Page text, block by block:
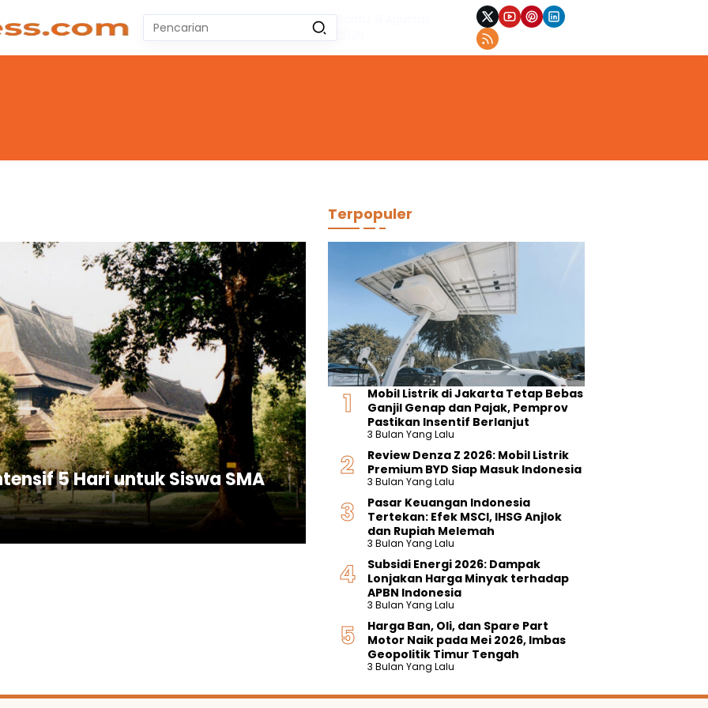
Pencarian
untuk:
Sabtu, 8 Agustus
5 Hari untuk Siswa SMA
Terpopuler
Mobil Listrik di Jakarta Tetap Bebas
Ganjil Genap dan Pajak, Pemprov
Pastikan Insentif Berlanjut
3 Bulan Yang Lalu
Review Denza Z 2026: Mobil Listrik
Premium BYD Siap Masuk Indonesia
3 Bulan Yang Lalu
Pasar Keuangan Indonesia
Tertekan: Efek MSCI, IHSG Anjlok
dan Rupiah Melemah
3 Bulan Yang Lalu
Subsidi Energi 2026: Dampak
Lonjakan Harga Minyak terhadap
APBN Indonesia
3 Bulan Yang Lalu
Harga Ban, Oli, dan Spare Part
Motor Naik pada Mei 2026, Imbas
Geopolitik Timur Tengah
3 Bulan Yang Lalu